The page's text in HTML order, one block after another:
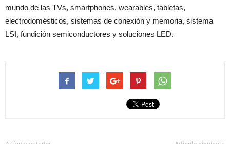
mundo de las TVs, smartphones, wearables, tabletas,
electrodomésticos, sistemas de conexión y memoria, sistema
LSI, fundición semiconductores y soluciones LED.